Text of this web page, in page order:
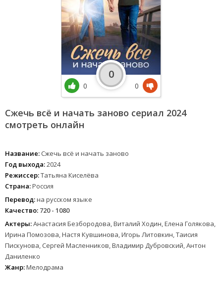
Сжечь всё и начать заново сериал 2024
смотреть онлайн
Название: Сжечь всё и начать заново
Год выхода:2024
Режиссер:Татьяна Киселёва
Страна:Россия
Перевод:на русском языке
Качество: 720 - 1080
Актеры:Анастасия Безбородова, Виталий Ходин, Елена Голякова,
Ирина Помозова, Настя Кувшинова, Игорь Литовкин, Таисия
Пискунова, Сергей Масленников, Владимир Дубровский, Антон
Даниленко
Жанр:Мелодрама
0
0
0